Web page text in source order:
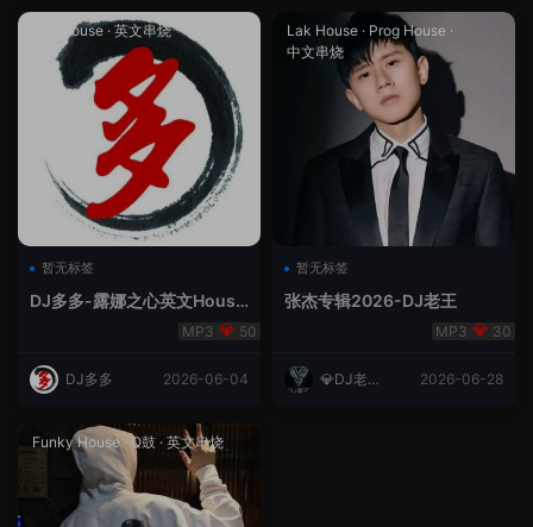
Lak House· 英文串烧
暂无标签
DJ多多-露娜之心英文House
50
DJ多多 2026-06-04
Lak House · Prog House ·
中文串烧
暂无标签
张杰专辑2026-DJ老王
30
💎DJ老王
2026-06-28
Funky House· Q鼓 · 英文串烧